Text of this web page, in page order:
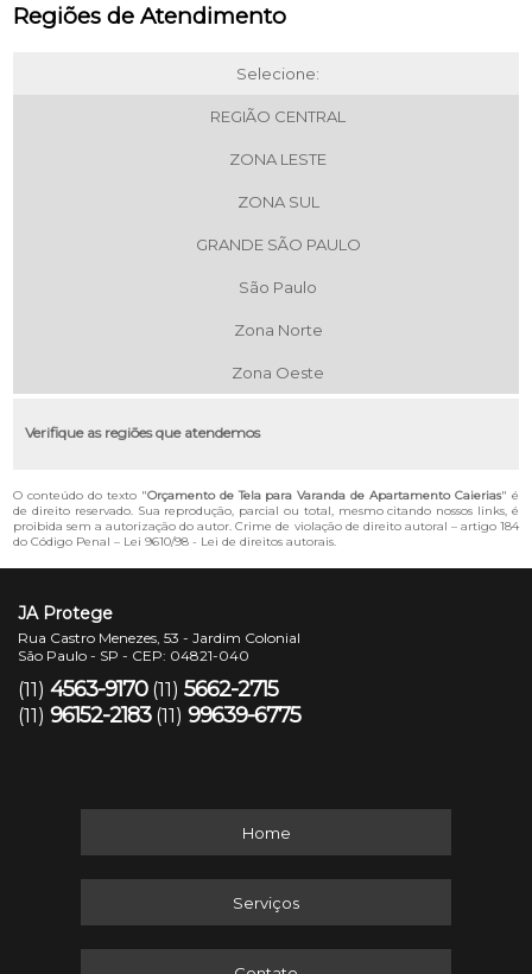
Regiões de Atendimento
Selecione:
REGIÃO CENTRAL
ZONA LESTE
ZONA SUL
GRANDE SÃO PAULO
São Paulo
Zona Norte
Zona Oeste
Verifique as regiões que atendemos
O conteúdo do texto "Orçamento de Tela para Varanda de Apartamento Caierias" é
de direito reservado. Sua reprodução, parcial ou total, mesmo citando nossos links, é
proibida sem a autorização do autor. Crime de violação de direito autoral – artigo 184
do Código Penal – Lei 9610/98 - Lei de direitos autorais.
JA Protege
Rua Castro Menezes, 53 - Jardim Colonial
São Paulo - SP - CEP: 04821-040
(11) 4563-9170 (11) 5662-2715
(11) 96152-2183 (11) 99639-6775
Home
Serviços